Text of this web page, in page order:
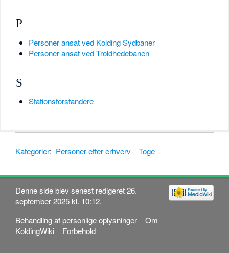
P
Personer ansat ved Kolding Sydbaner
Personer ansat ved Troldhedebanen
S
Stationsforstandere
Kategorier: Personer efter erhverv Toge
Denne side blev senest redigeret 26.
september 2025 kl. 10:12.
Behandling af personlige oplysninger
Om
KoldingWiki
Forbehold